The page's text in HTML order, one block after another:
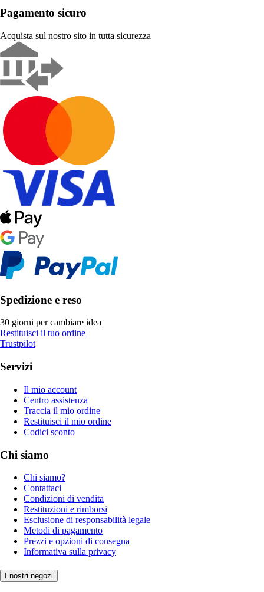
Pagamento sicuro
Acquista sul nostro sito in tutta sicurezza
Spedizione e reso
30 giorni per cambiare idea
Restituisci il tuo ordine
Trustpilot
Servizi
Il mio account
Centro assistenza
Traccia il mio ordine
Restituisci il mio ordine
Codici sconto
Chi siamo
Chi siamo?
Contattaci
Condizioni di vendita
Restituzioni e rimborsi
Esclusione di responsabilità legale
Metodi di pagamento
Prezzi e opzioni di consegna
Informativa sulla privacy
I nostri negozi